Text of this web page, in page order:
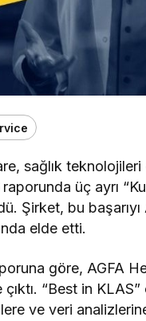
sağlık
üç ayrı
Şirket, bu başarıyı
elde etti.
göre, AGFA
“Best in KLAS”
ve veri